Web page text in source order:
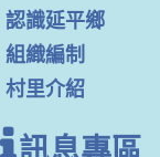
認識延平鄉
組織編制
村里介紹